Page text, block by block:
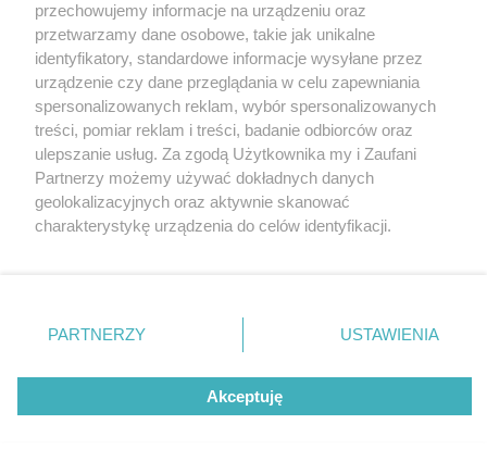
Wróć do strony głównej
ślązag.pl
0%
przechowujemy informacje na urządzeniu oraz
przetwarzamy dane osobowe, takie jak unikalne
identyfikatory, standardowe informacje wysyłane przez
urządzenie czy dane przeglądania w celu zapewniania
spersonalizowanych reklam, wybór spersonalizowanych
treści, pomiar reklam i treści, badanie odbiorców oraz
ulepszanie usług. Za zgodą Użytkownika my i Zaufani
Partnerzy możemy używać dokładnych danych
geolokalizacyjnych oraz aktywnie skanować
charakterystykę urządzenia do celów identyfikacji.
zmienić/wycofać klikając przycisk ustawień prywatności
znajdujący się w lewym dolnym rogu strony
rodzaje przetwarzania danych nie wymagają zgody
użytkownika, ale masz prawo sprzeciwić się takiemu
przetwarzaniu. Preferencje będą miały zastosowania tylko
PARTNERZY USTAWIENIA
Akceptuję